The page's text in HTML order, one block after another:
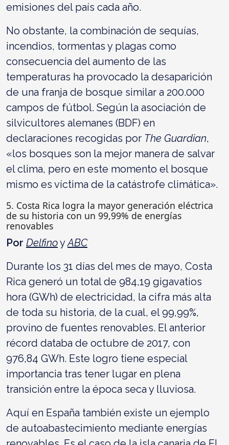
emisiones del país cada año.
No obstante, la combinación de sequías,
incendios, tormentas y plagas como
consecuencia del aumento de las
temperaturas ha provocado la desaparición
de una franja de bosque similar a 200.000
campos de fútbol. Según la asociación de
silvicultores alemanes (BDF) en
declaraciones recogidas por The Guardian,
«los bosques son la mejor manera de salvar
el clima, pero en este momento el bosque
mismo es víctima de la catástrofe climática».
5. Costa Rica logra la mayor generación eléctrica
de su historia con un 99,99% de energías
renovables
Por DelfinoyABC
Durante los 31 días del mes de mayo, Costa
Rica generó un total de 984,19 gigavatios
hora (GWh) de electricidad, la cifra más alta
de toda su historia, de la cual, el 99,99%,
provino de fuentes renovables. El anterior
récord databa de octubre de 2017, con
976,84 GWh. Este logro tiene especial
importancia tras tener lugar en plena
transición entre la época seca y lluviosa.
Aquí en España también existe un ejemplo
de autoabastecimiento mediante energías